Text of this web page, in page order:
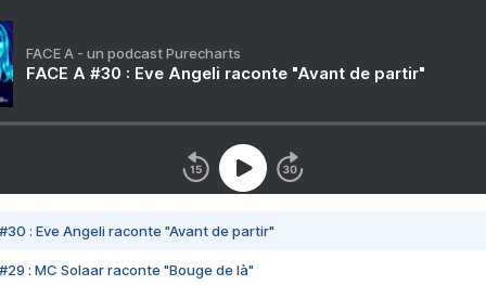
FACE A - un podcast Purecharts
FACE A #30 : Eve Angeli raconte "Avant de partir"
#30 : Eve Angeli raconte "Avant de partir"
#29 : MC Solaar raconte "Bouge de là"